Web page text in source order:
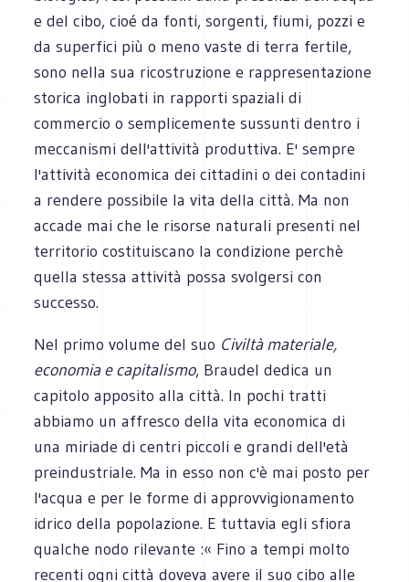
e del cibo, cioé da fonti, sorgenti, fiumi, pozzi e
da superfici più o meno vaste di terra fertile,
sono nella sua ricostruzione e rappresentazione
storica inglobati in rapporti spaziali di
commercio o semplicemente sussunti dentro i
meccanismi dell'attività produttiva. E' sempre
l'attività economica dei cittadini o dei contadini
a rendere possibile la vita della città. Ma non
accade mai che le risorse naturali presenti nel
territorio costituiscano la condizione perchè
quella stessa attività possa svolgersi con
successo.
Nel primo volume del suo Civiltà materiale,
economia e capitalismo, Braudel dedica un
capitolo apposito alla città. In pochi tratti
abbiamo un affresco della vita economica di
una miriade di centri piccoli e grandi dell'età
preindustriale. Ma in esso non c'è mai posto per
l'acqua e per le forme di approvvigionamento
idrico della popolazione. E tuttavia egli sfiora
qualche nodo rilevante :« Fino a tempi molto
recenti ogni città doveva avere il suo cibo alle